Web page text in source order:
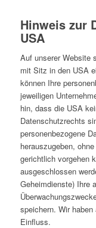
Hinweis zur
USA
Auf unserer Website
mit Sitz in den USA
können Ihre
jeweiligen
hin, dass die USA
Datenschutzrechts
personenbezogene
herauszugeben,
gerichtlich vorgehen
ausgeschlossen
Geheimdienste) Ihre
speichern. Wir
Einfluss.